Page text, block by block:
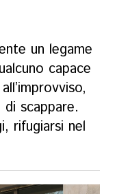
un legame
capace
scappare.
rifugiarsi nel